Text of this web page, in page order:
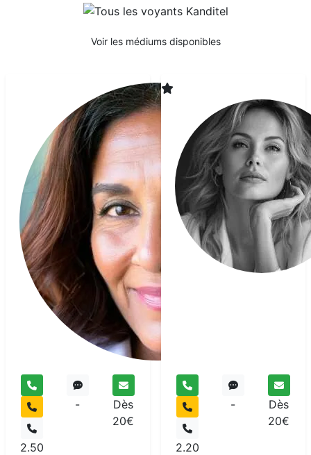
Voir les médiums disponibles
2.50
-
Dès
20€
2.20
-
Dès
20€